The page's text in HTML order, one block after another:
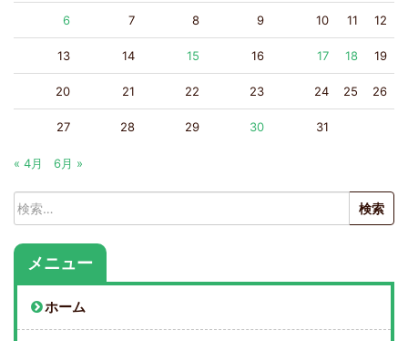
6 7 8 9 10 11 12
13 14 15 16 17 18 19
20 21 22 23 24 25 26
27 28 29 30 31
« 4月 6月 »
検
索:
メニュー
ホーム